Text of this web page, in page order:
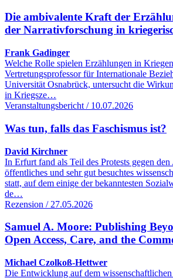
Die ambivalente Kraft der
der Narrativforschung in
Frank Gadinger
Welche Rolle spielen Erzählungen in
Vertretungsprofessor für Internationale
Universität Osnabrück, untersucht die
in Kriegsze…
Veranstaltungsbericht / 10.07.2026
Was tun, falls das Faschismus ist?
David Kirchner
In Erfurt fand als Teil des Protests gegen
öffentliches und sehr gut besuchtes
statt, auf dem einige der bekanntesten
de…
Rezension / 27.05.2026
Samuel A. Moore: Publishing
Open Access, Care, and the
Michael Czolkoß-Hettwer
Die Entwicklung auf dem